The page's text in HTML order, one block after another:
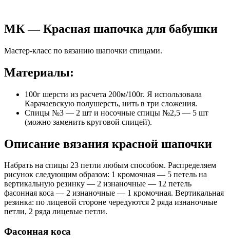
МК — Красная шапочка для бабушки
Мастер-класс по вязанию шапочки спицами.
Материалы:
100г шерсти из расчета 200м/100г. Я использовала
Карачаевскую полушерсть, нить в три сложения.
Спицы №3 — 2 шт и носочные спицы №2,5 — 5 шт
(можно заменить круговой спицей).
Описание вязания красной шапочки
Набрать на спицы 23 петли любым способом. Распределяем
рисунок следующим образом: 1 кромочная — 5 петель на
вертикальную резинку — 2 изнаночные — 12 петель
фасонная коса — 2 изнаночные — 1 кромочная. Вертикальная
резинка: по лицевой стороне чередуются 2 ряда изнаночные
петли, 2 ряда лицевые петли.
Фасонная коса